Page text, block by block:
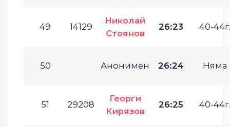
49 14129
Николай
Стоянов
26:23 40-44г.
50 Анонимен 26:24 Няма
51 29208
Георги
Кирязов
26:25 40-44г.